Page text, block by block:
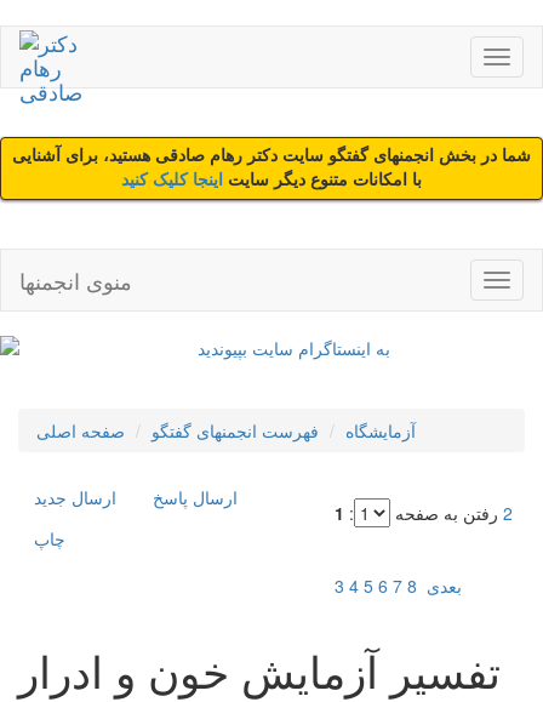
شما در بخش انجمنهای گفتگو سایت دکتر رهام صادقی هستید، برای آشنایی
با امکانات متنوع دیگر سایت اینجا کلیک کنید
منوی انجمنها
صفحه اصلی فهرست انجمنهای گفتگو آزمایشگاه
ارسال جديد
ارسال پاسخ
چاپ
رفتن به صفحه :
1 2
3 4 5 6 7 8 بعدی
تفسیر آزمایش خون و ادرار